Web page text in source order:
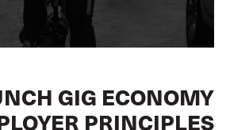
GIG ECONOMY
PRINCIPLES